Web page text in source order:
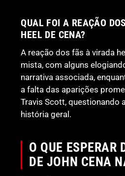
QUAL FOI A REAÇÃO
HEEL DE CENA?
A reação dos fãs à virada
mista, com alguns
narrativa associada,
a falta das aparições
Travis Scott, questionando
história geral.
O QUE ESPERAR
DE JOHN CENA